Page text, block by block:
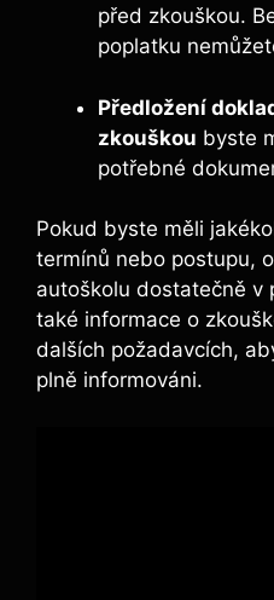
před⁣ zkouškou.
poplatku
Předložení⁢
zkouškou byste
potřebné
Pokud byste měli
termínů nebo postupu,
autoškolu dostatečně v
‌také informace o‍
dalších požadavcích,
plně informováni.